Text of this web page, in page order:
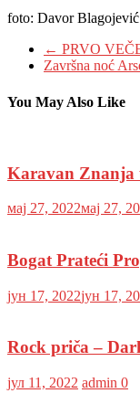
foto: Davor Blagojević
← PRVO
Završna noć
You May Also Like
Karavan Znanja
мај 27, 2022мај 27,
Bogat Prateći
јун 17, 2022јун 17,
Rock priča –
јул 11, 2022 admin 0